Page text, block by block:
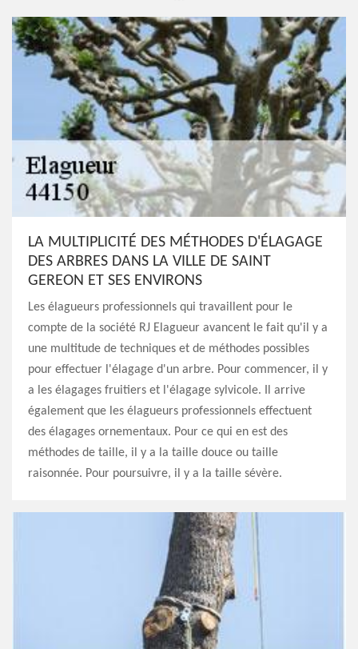
LA MULTIPLICITÉ DES MÉTHODES D'ÉLAGAGE
DES ARBRES DANS LA VILLE DE SAINT
GEREON ET SES ENVIRONS
Les élagueurs professionnels qui travaillent pour le
compte de la société RJ Elagueur avancent le fait qu'il y a
une multitude de techniques et de méthodes possibles
pour effectuer l'élagage d'un arbre. Pour commencer, il y
a les élagages fruitiers et l'élagage sylvicole. Il arrive
également que les élagueurs professionnels effectuent
des élagages ornementaux. Pour ce qui en est des
méthodes de taille, il y a la taille douce ou taille
raisonnée. Pour poursuivre, il y a la taille sévère.